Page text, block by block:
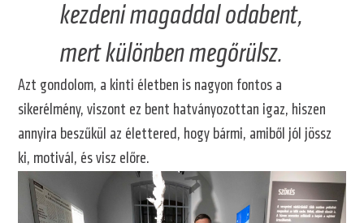
kezdeni magaddal odabent,
mert különben megőrülsz.
Azt gondolom, a kinti életben is nagyon fontos a
sikerélmény, viszont ez bent hatványozottan igaz, hiszen
annyira beszűkül az élettered, hogy bármi, amiből jól jössz
ki, motivál, és visz előre.